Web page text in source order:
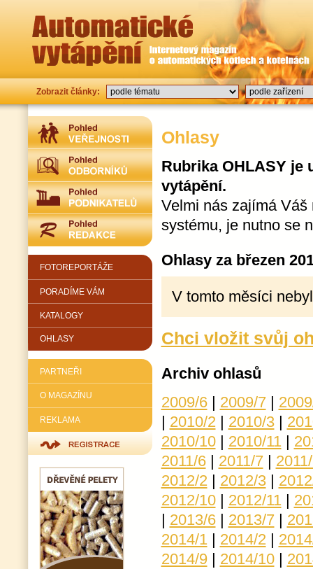
Zobrazit články:
FOTOREPORTÁŽE
PORADÍME VÁM
KATALOGY
OHLASY
PARTNEŘI
O MAGAZÍNU
REKLAMA
Ohlasy
Rubrika OHLASY je
vytápění.
Velmi nás zajímá
systému, je nutno se
Ohlasy za březen
V tomto měsíci
Chci vložit svůj
Archiv ohlasů
2009/6| 2009/7|
| 2010/2| 2010/3|
2010/10| 2010/11|
2011/6| 2011/7|
2012/2| 2012/3|
2012/10| 2012/11|
| 2013/6| 2013/7|
2014/1| 2014/2|
2014/9| 2014/10|